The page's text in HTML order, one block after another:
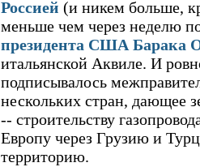
Россией (и никем больше,
меньше чем через неделю
президента США Барака
итальянской Аквиле. И
подписывалось
нескольких стран, дающее
-- строительству
Европу через Грузию и
территорию.